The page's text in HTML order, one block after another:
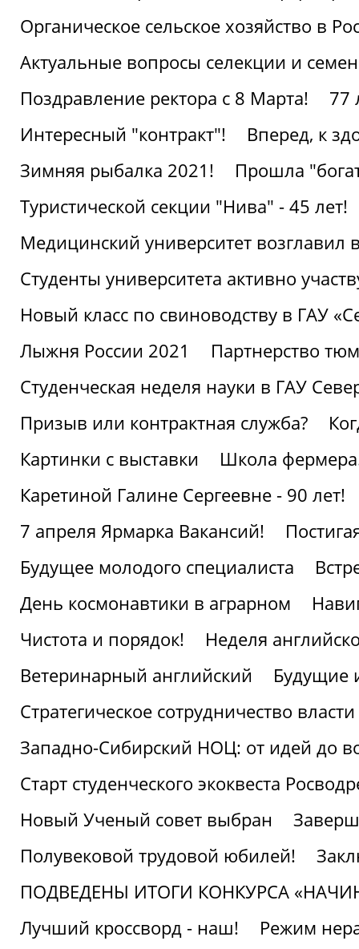
Органическое сельское хозяйство в
Актуальные вопросы селекции и
Поздравление ректора с 8 Марта!
77
Интересный "контракт"!
Вперед, к
Зимняя рыбалка 2021!
Прошла
Туристической секции "Нива" - 45 лет!
Медицинский университет возглавил
Студенты университета активно
Новый класс по свиноводству в ГАУ
Лыжня России 2021
Партнерство
Студенческая неделя науки в ГАУ
Призыв или контрактная служба?
Картинки с выставки
Школа
Каретиной Галине Сергеевне - 90 лет!
7 апреля Ярмарка Вакансий!
Будущее молодого специалиста
День космонавтики в аграрном
Чистота и порядок!
Неделя
Ветеринарный английский
Будущие
Стратегическое сотрудничество
Западно-Сибирский НОЦ: от идей до
Старт студенческого экоквеста
Новый Ученый совет выбран
Полувековой трудовой юбилей!
ПОДВЕДЕНЫ ИТОГИ КОНКУРСА
Лучший кроссворд - наш!
Режим